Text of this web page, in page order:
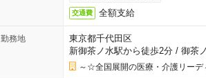
交通費 全額支給
勤務地
東京都千代田区
新御茶ノ水駅から徒歩2分/ 御茶
～☆全国展開の医療・介護リー